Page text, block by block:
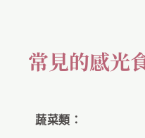
常見的感光
蔬菜類：